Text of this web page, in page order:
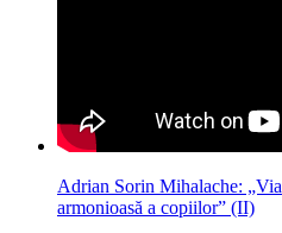
Adrian Sorin Mihalache:
armonioasă a copiilor” (II)